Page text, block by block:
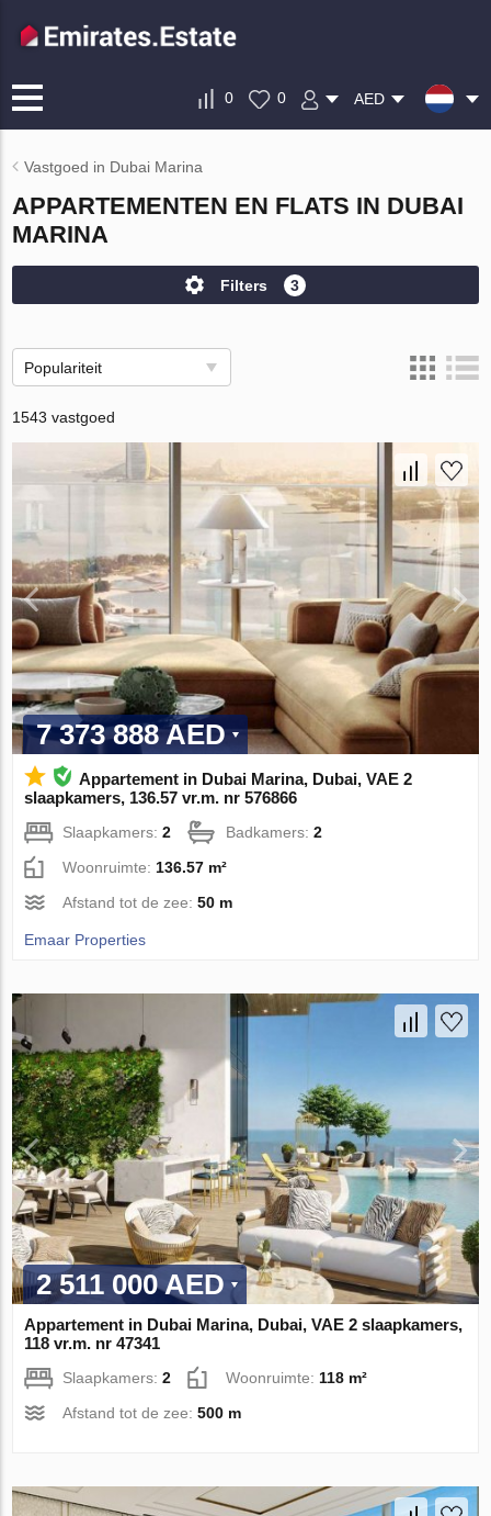
0 0 AED
Vastgoed in Dubai Marina
APPARTEMENTEN EN FLATS IN DUBAI
MARINA
Filters 3
Populariteit
1543 vastgoed
7 373 888 AED
Appartement in Dubai Marina, Dubai, VAE 2
slaapkamers, 136.57 vr.m. nr 576866
Slaapkamers:2 Badkamers:2
Woonruimte: 136.57 m²
Afstand tot de zee:50 m
Emaar Properties
2 511 000 AED
Appartement in Dubai Marina, Dubai, VAE 2 slaapkamers,
118 vr.m. nr 47341
Slaapkamers:2 Woonruimte:118 m²
Afstand tot de zee:500 m